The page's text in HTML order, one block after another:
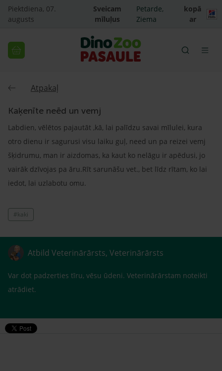
Piektdiena, 07.
augusts
Sveicam
mīluļus
Petarde,
Ziema
kopā
ar
Atpakaļ
Kaķenīte neēd un vemj
Labdien, vēlētos pajautāt ,kā, lai palīdzu savai mīlulei, kura
otro dienu ir sagurusi visu laiku guļ, need un pa reizei vemj
šķidrumu, man ir aizdomas, ka kaut ko nelāgu ir apēdusi, jo
vairāk dzīvojas pa āru.Rīt sarunāšu vet., bet līdz rītam, ko lai
iedot, lai uzlabotu omu.
#kaki
Atbild Veterinārārsts, Veterinārārsts
Var dot padzerties tīru, vēsu ūdeni. Veterinārārstam noteikti
atrādiet.